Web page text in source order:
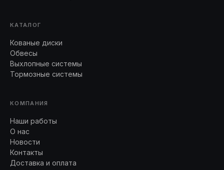
КАТАЛОГ
Кованые диски
Обвесы
Выхлопные системы
Тормозные системы
КОМПАНИЯ
Наши работы
О нас
Новости
Контакты
Доставка и оплата